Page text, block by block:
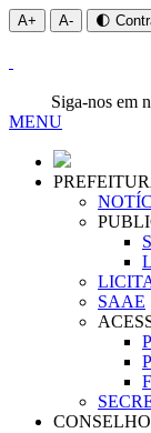
A+ A- 🌓
Siga-nos em
MENU
SAAE